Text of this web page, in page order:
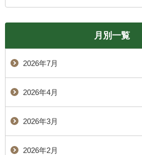
月別一覧
2026年7月
2026年4月
2026年3月
2026年2月